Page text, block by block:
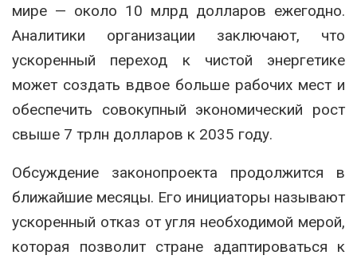
мире — около 10 млрд долларов ежегодно.
Аналитики организации заключают, что
ускоренный переход к чистой энергетике
может создать вдвое больше рабочих мест и
обеспечить совокупный экономический рост
свыше 7 трлн долларов к 2035 году.
Обсуждение законопроекта продолжится в
ближайшие месяцы. Его инициаторы называют
ускоренный отказ от угля необходимой мерой,
которая позволит стране адаптироваться к